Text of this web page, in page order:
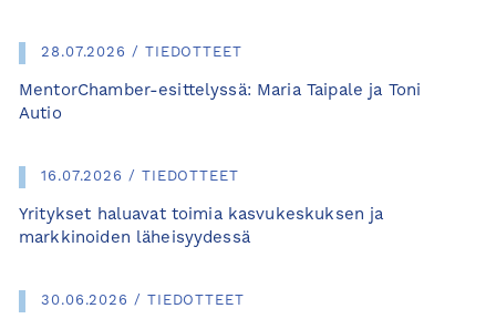
28.07.2026 / TIEDOTTEET
MentorChamber-esittelyssä: Maria Taipale ja Toni
Autio
16.07.2026 / TIEDOTTEET
Yritykset haluavat toimia kasvukeskuksen ja
markkinoiden läheisyydessä
30.06.2026 / TIEDOTTEET